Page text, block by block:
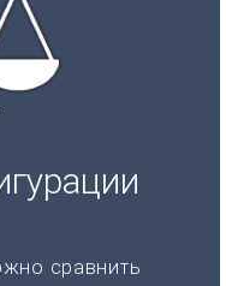
сравнить